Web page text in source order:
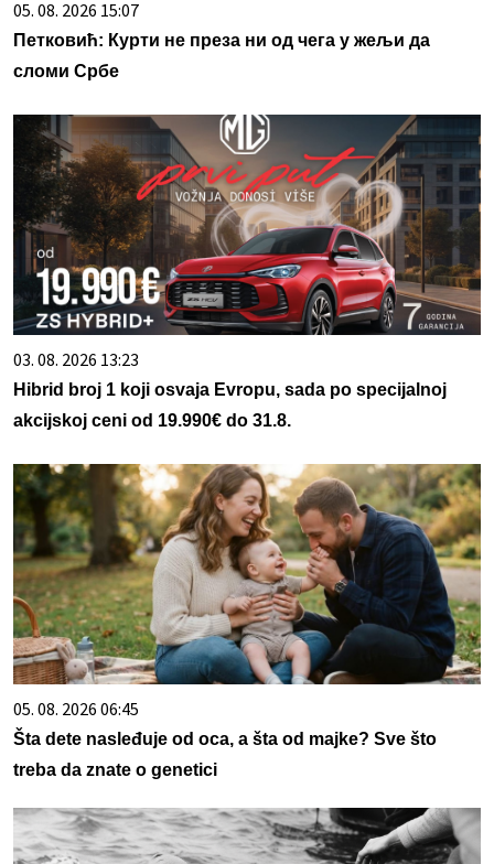
05. 08. 2026 15:07
Петковић: Курти не преза ни од чега у жељи да
сломи Србе
03. 08. 2026 13:23
Hibrid broj 1 koji osvaja Evropu, sada po specijalnoj
akcijskoj ceni od 19.990€ do 31.8.
05. 08. 2026 06:45
Šta dete nasleđuje od oca, a šta od majke? Sve što
treba da znate o genetici